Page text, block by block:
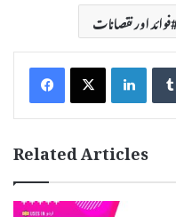
فوائد اور نقصانات
Related Articles